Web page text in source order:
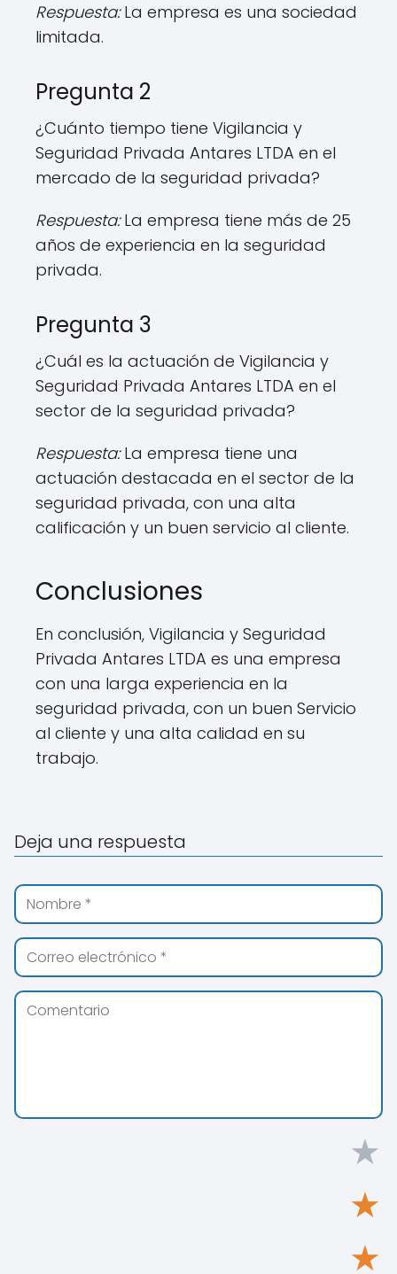
Respuesta:La empresa es una sociedad
limitada.
Pregunta 2
¿Cuánto tiempo tiene Vigilancia y
Seguridad Privada Antares LTDA en el
mercado de la seguridad privada?
Respuesta:La empresa tiene más de 25
años de experiencia en la seguridad
privada.
Pregunta 3
¿Cuál es la actuación de Vigilancia y
Seguridad Privada Antares LTDA en el
sector de la seguridad privada?
Respuesta:La empresa tiene una
actuación destacada en el sector de la
seguridad privada, con una alta
calificación y un buen servicio al cliente.
Conclusiones
En conclusión, Vigilancia y Seguridad
Privada Antares LTDA es una empresa
con una larga experiencia en la
seguridad privada, con un buen Servicio
al cliente y una alta calidad en su
trabajo.
Deja una respuesta
★
★
★